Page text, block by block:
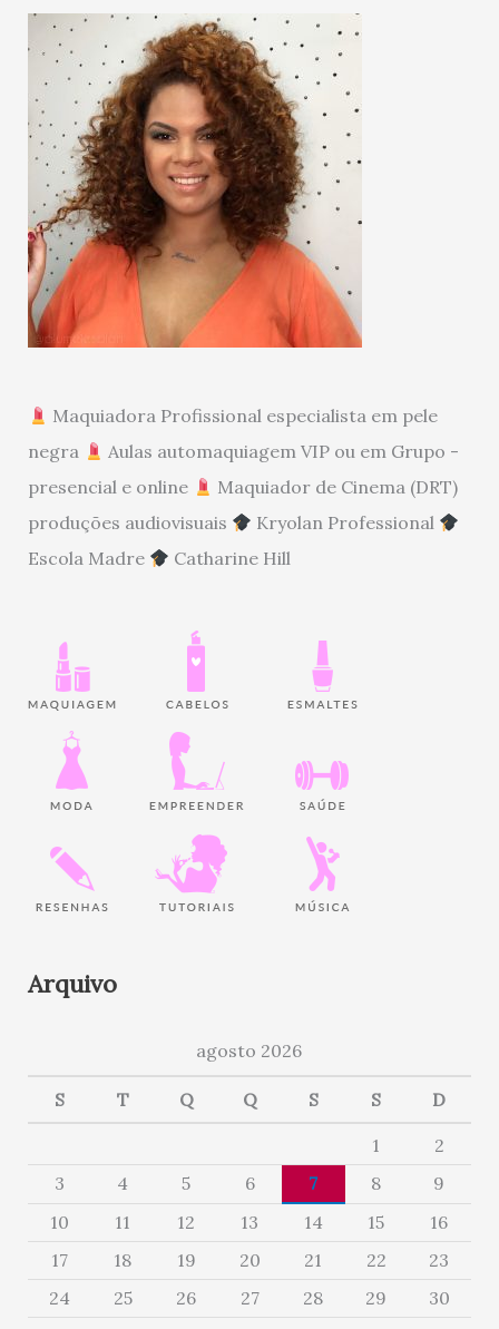
Maquiadora Profissional especialista em pele
negra
Aulas automaquiagem VIP ou em Grupo -
presencial e online
Maquiador de Cinema (DRT)
produções audiovisuais
Kryolan Professional
Escola Madre
Catharine Hill
Arquivo
agosto 2026
S T Q Q S S D
1
2
3
4 5 6 7 8
9
10
11 12 13 14 15
16
17
18 19 20 21 22
23
24
25 26 27 28 29
30